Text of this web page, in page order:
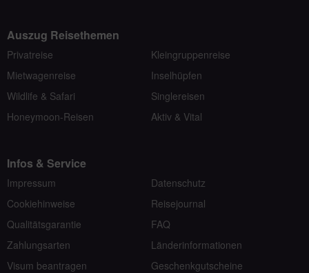
Auszug Reisethemen
Privatreise
Kleingruppenreise
Mietwagenreise
Inselhüpfen
Wildlife & Safari
Singlereisen
Honeymoon-Reisen
Aktiv & Vital
Infos & Service
Impressum
Datenschutz
Cookiehinweise
Reisejournal
Qualitätsgarantie
FAQ
Zahlungsarten
Länderinformationen
Visum beantragen
Geschenkgutscheine